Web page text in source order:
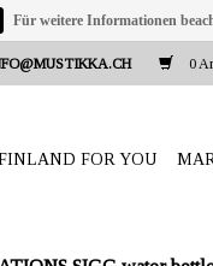
0
FOR YOU
Für weitere Informationen